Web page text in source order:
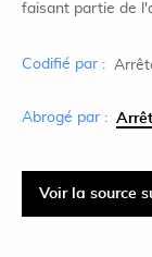
faisant partie de
Codifié par :
Abrogé par :
Voir la source